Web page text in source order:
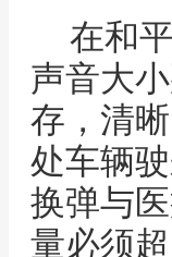
在和
声音大
存，清
处车辆
换弹与
量必须